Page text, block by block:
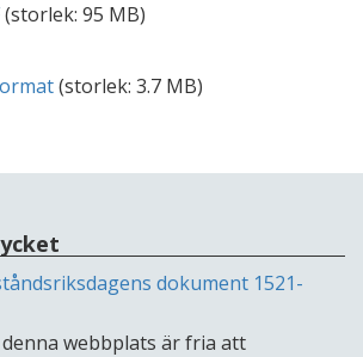
(storlek: 95 MB)
(storlek: 3.7 MB)
dokument 1521-
webbplats är fria att